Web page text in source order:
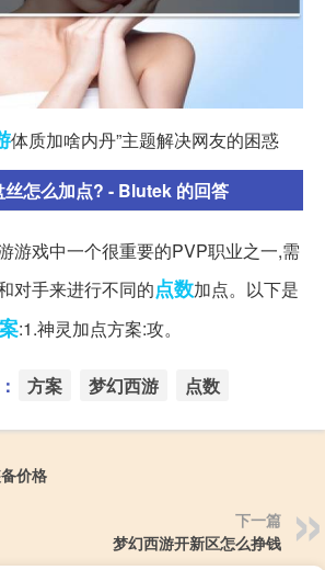
体质加啥内丹”主题解决网友的困惑
怎么加点? - Blutek 的回答
游戏中一个很重要的PVP职业之一,需
对手来进行不同的点数加点。以下是
:1.神灵加点方案:攻。
方案 梦幻西游 点数
价格
下一篇
梦幻西游开新区怎么挣钱